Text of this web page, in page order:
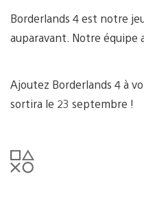
Borderlands 4 est notre
auparavant. Notre équipe
Ajoutez Borderlands 4 à
sortira le 23 septembre !